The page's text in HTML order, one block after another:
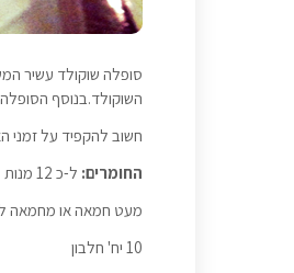
סופלה שוקולד עשיר
השוקולד.בנוסף
חשוב להקפיד על זמני
החומרים: ל-כ 12 מנות
מעט חמאה או מחמאה
10 יח' חלבון